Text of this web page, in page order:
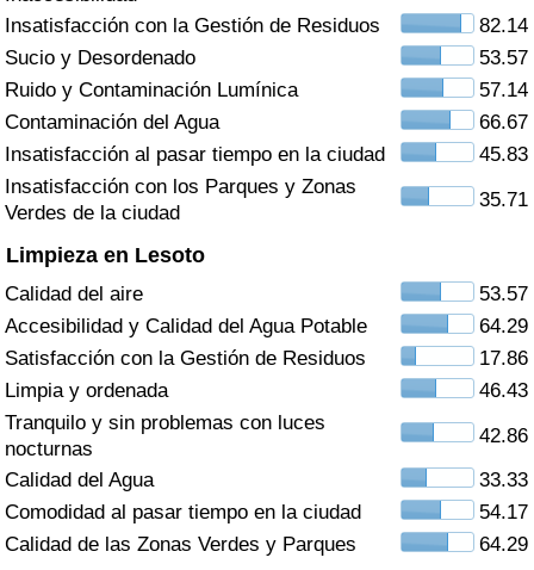
Insatisfacción con la Gestión de Residuos
82.14
Sucio y Desordenado
53.57
Ruido y Contaminación Lumínica
57.14
Contaminación del Agua
66.67
Insatisfacción al pasar tiempo en la ciudad
45.83
Insatisfacción con los Parques y Zonas
Verdes de la ciudad
35.71
Limpieza en Lesoto
Calidad del aire
53.57
Accesibilidad y Calidad del Agua Potable
64.29
Satisfacción con la Gestión de Residuos
17.86
Limpia y ordenada
46.43
Tranquilo y sin problemas con luces
nocturnas
42.86
Calidad del Agua
33.33
Comodidad al pasar tiempo en la ciudad
54.17
Calidad de las Zonas Verdes y Parques
64.29
Sanidad
Índice de Sanidad (Actual)
Índice de Sanidad
Índice de Sanidad por País
Contaminación
Índice de contaminación
Índice de Contaminación por País
Tráfico